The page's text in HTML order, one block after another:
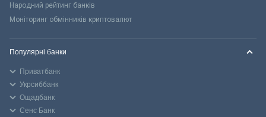
Народний рейтинг банків
Моніторинг обмінників криптовалют
Популярні банки
Приватбанк
Укрсиббанк
Ощадбанк
Сенс Банк